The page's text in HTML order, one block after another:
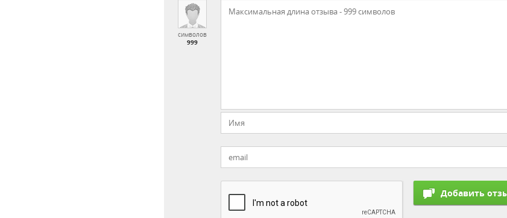
символов
999